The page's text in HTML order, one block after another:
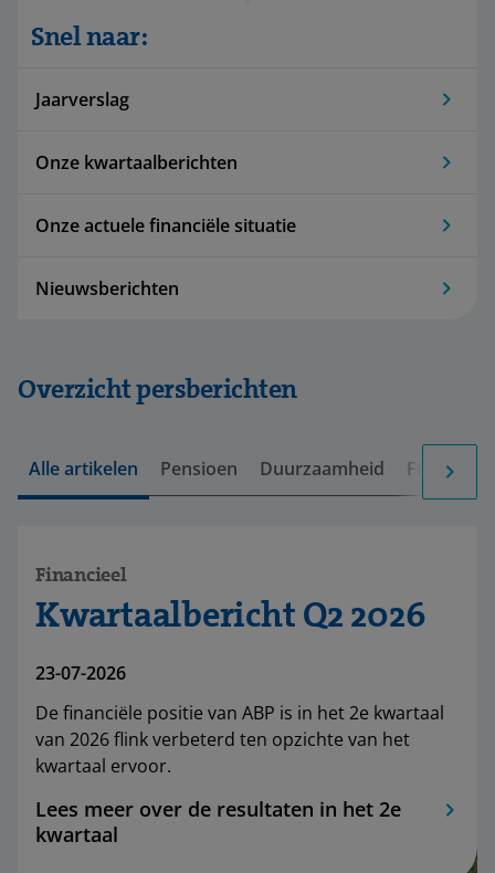
Snel naar:
Jaarverslag
Onze kwartaalberichten
Onze actuele financiële situatie
Nieuwsberichten
Overzicht persberichten
Alle artikelen Pensioen Duurzaamheid Financieel
Kwartaalbericht Q2 2026
Financieel
23-07-2026
De financiële positie van ABP is in het 2e kwartaal
van 2026 flink verbeterd ten opzichte van het
kwartaal ervoor.
Lees meer over de resultaten in het 2e
kwartaal